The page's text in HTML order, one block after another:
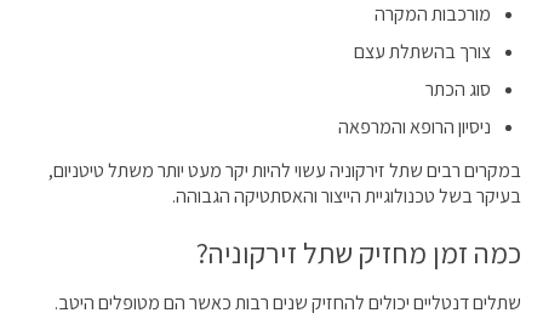
מורכבות המקרה
צורך בהשתלת עצם
סוג הכתר
ניסיון הרופא והמרפאה
במקרים רבים שתל זירקוניה עשוי להיות יקר מעט יותר משתל טיטניום,
בעיקר בשל טכנולוגיית הייצור והאסתטיקה הגבוהה.
כמה זמן מחזיק שתל זירקוניה?
שתלים דנטליים יכולים להחזיק שנים רבות כאשר הם מטופלים היטב.